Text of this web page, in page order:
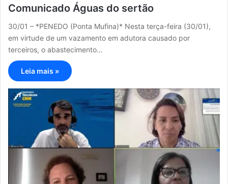
Comunicado Águas do sertão
30/01 – *PENEDO (Ponta Mufina)* Nesta terça-feira (30/01),
em virtude de um vazamento em adutora causado por
terceiros, o abastecimento…
Leia mais »